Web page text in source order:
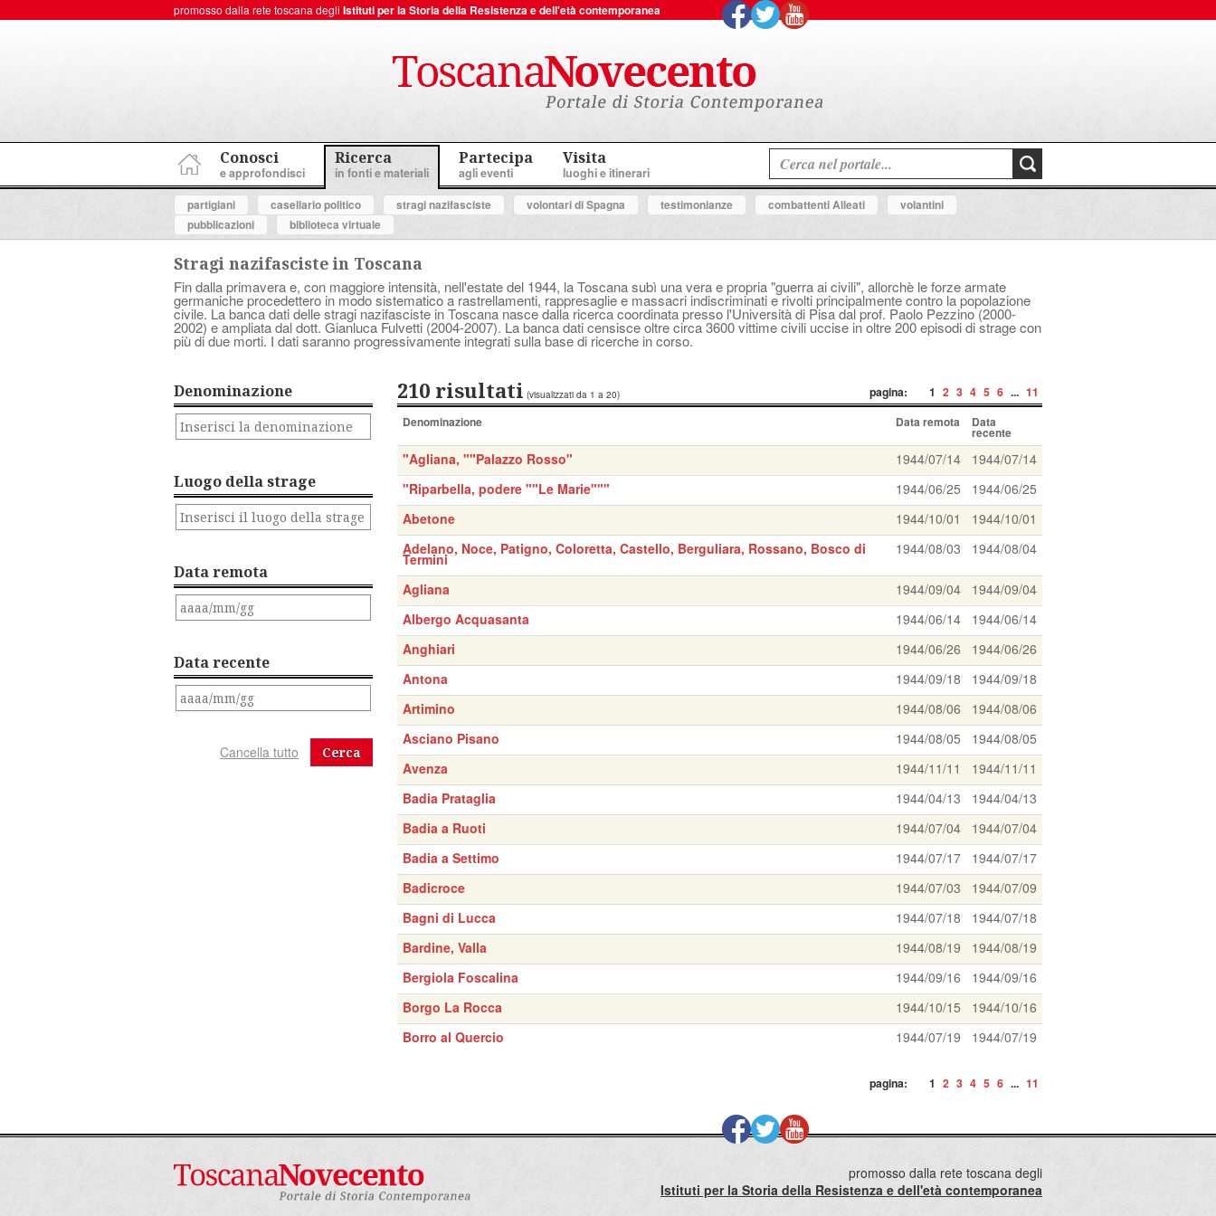
promosso dalla rete toscana degli Istituti per la Storia della Resistenza e dell'età contemporanea
Conosci
e approfondisci
Ricerca
in fonti e materiali
Partecipa
agli eventi
Visita
luoghi e itinerari
partigiani
casellario politico stragi nazifasciste volontari di Spagna testimonianze combattenti Alleati
volantini
pubblicazioni
biblioteca virtuale
Stragi nazifasciste in Toscana
Fin dalla primavera e, con maggiore intensità, nell'estate del 1944, la Toscana subì una vera e propria "guerra ai civili", allorchè le forze armate
germaniche procedettero in modo sistematico a rastrellamenti, rappresaglie e massacri indiscriminati e rivolti principalmente contro la popolazione
civile. La banca dati delle stragi nazifasciste in Toscana nasce dalla ricerca coordinata presso l'Università di Pisa dal prof. Paolo Pezzino (2000-
2002) e ampliata dal dott. Gianluca Fulvetti (2004-2007). La banca dati censisce oltre circa 3600 vittime civili uccise in oltre 200 episodi di strage con
più di due morti. I dati saranno progressivamente integrati sulla base di ricerche in corso.
Denominazione
Luogo della strage
Data remota
Data recente
Cerca
pagina: 1 2 3 4 5 6 ... 11
210 risultati (visualizzati da 1 a 20)
Denominazione Data remota Data
recente
"Agliana, ""Palazzo Rosso" 1944/07/14
1944/07/14
"Riparbella, podere ""Le Marie"""
1944/06/25
1944/06/25
Abetone
1944/10/01
1944/10/01
Adelano, Noce, Patigno, Coloretta, Castello, Berguliara, Rossano, Bosco di
Termini
1944/08/03 1944/08/04
Agliana 1944/09/04
1944/09/04
Albergo Acquasanta
1944/06/14
1944/06/14
Anghiari
1944/06/26
1944/06/26
Antona
1944/09/18
1944/09/18
Artimino
1944/08/06
1944/08/06
Asciano Pisano
1944/08/05
1944/08/05
Avenza
1944/11/11
1944/11/11
Badia Prataglia
1944/04/13
1944/04/13
Badia a Ruoti
1944/07/04
1944/07/04
Badia a Settimo
1944/07/17
1944/07/17
Badicroce
1944/07/03
1944/07/09
Bagni di Lucca
1944/07/18
1944/07/18
Bardine, Valla
1944/08/19
1944/08/19
Bergiola Foscalina
1944/09/16
1944/09/16
Borgo La Rocca
1944/10/15
1944/10/16
Borro al Quercio
1944/07/19 1944/07/19
pagina: 1 2 3 4 5 6 ... 11
promosso dalla rete toscana degli
Istituti per la Storia della Resistenza e dell'età contemporanea